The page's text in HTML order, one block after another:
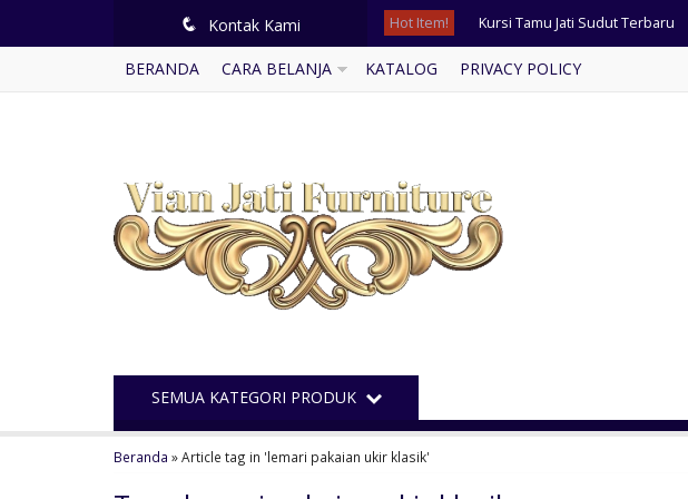
q Kontak Kami Hot Item! Kursi Tamu Jati Sudut Terbaru
Lemari Pakaian Pintu 2 Jati
Kursi Tamu Bentuk Kepiting
Mimbar Masjid Kubah Ukir Jepara
BERANDA CARA BELANJA KATALOG PRIVACY POLICY
SEMUA KATEGORI PRODUK
Beranda »Article tag in 'lemari pakaian ukir klasik'